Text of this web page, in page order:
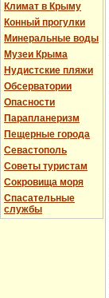
Климат в Крыму
Конный прогулки
Минеральные воды
Музеи Крыма
Нудистские пляжи
Обсерватории
Опасности
Парапланеризм
Пещерные города
Севастополь
Советы туристам
Сокровища моря
Спасательные
службы